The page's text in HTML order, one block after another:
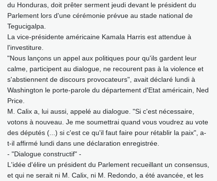
du Honduras, doit prêter serment jeudi devant le président du
Parlement lors d'une cérémonie prévue au stade national de
Tegucigalpa.
La vice-présidente américaine Kamala Harris est attendue à
l'investiture.
"Nous lançons un appel aux politiques pour qu'ils gardent leur
calme, participent au dialogue, ne recourent pas à la violence et
s'abstiennent de discours provocateurs", avait déclaré lundi à
Washington le porte-parole du département d'Etat américain, Ned
Price.
M. Calix a, lui aussi, appelé au dialogue. "Si c'est nécessaire,
votons à nouveau. Je me soumettrai quand vous voudrez au vote
des députés (...) si c'est ce qu'il faut faire pour rétablir la paix", a-
t-il affirmé lundi dans une déclaration enregistrée.
- "Dialogue constructif" -
L'idée d'élire un président du Parlement recueillant un consensus,
et qui ne serait ni M. Calix, ni M. Redondo, a été avancée, et les